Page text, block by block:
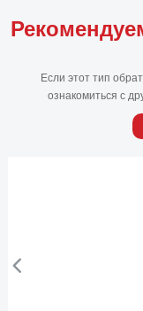
Если этот тип
ознакомиться с